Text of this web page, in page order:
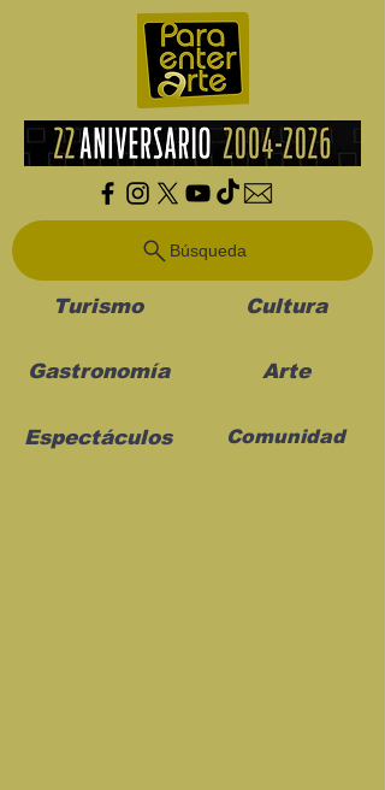
Búsqueda
Turismo Cultura
Gastronomía Arte
Espectáculos Comunidad